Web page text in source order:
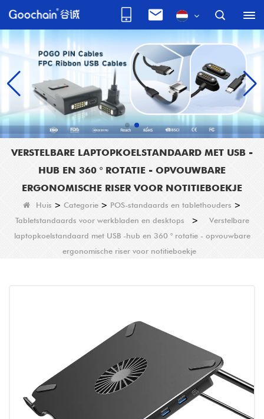
VERSTELBARE LAPTOPKOELSTANDAARD MET USB -
HUB EN 360 ° ROTATIE - OPVOUWBARE
ERGONOMISCHE RISER VOOR NOTITIEBOEKJE
Huis > Categorie > POS-standaards en tablethouders >
Tabletstandaards voor werkbladen en desktops >
Verstelbare
laptopkoelstandaard met USB -hub en 360 ° rotatie - opvouwbare
ergonomische riser voor notitieboekje